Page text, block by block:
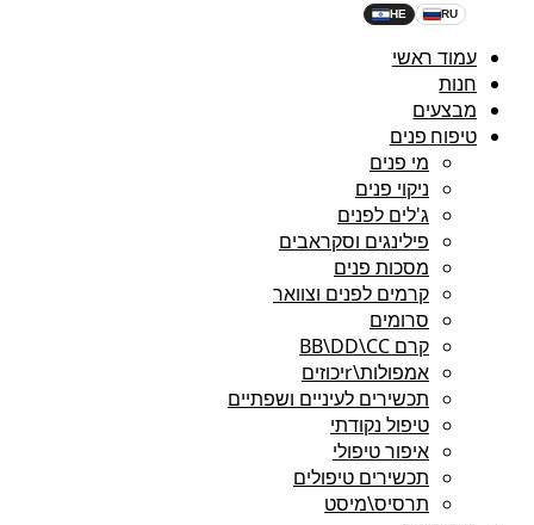
HE RU
עמוד ראשי
חנות
מבצעים
טיפוח פנים
מי פנים
ניקוי פנים
ג'לים לפנים
פילינגים וסקראבים
מסכות פנים
קרמים לפנים וצוואר
סרומים
קרם BB\DD\CC
אמפולות\rיכוזים
תכשירים לעיניים ושפתיים
טיפול נקודתי
איפור טיפולי
תכשירים טיפולים
תרסיס\מיסט